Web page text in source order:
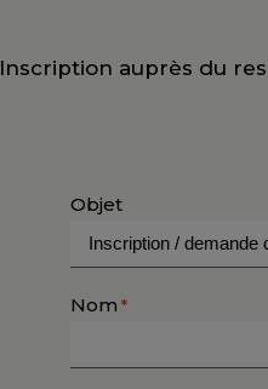
Inscription auprès du
Objet
Nom *